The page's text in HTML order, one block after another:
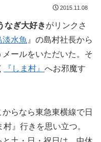
2015.11.08
なぎ大好きがリンクさ
淡水魚 』の島村社長から
ールをいただいた。そ
『しま村』 へお邪魔す
らなら東急東横線で日
』行きを思い立つ。